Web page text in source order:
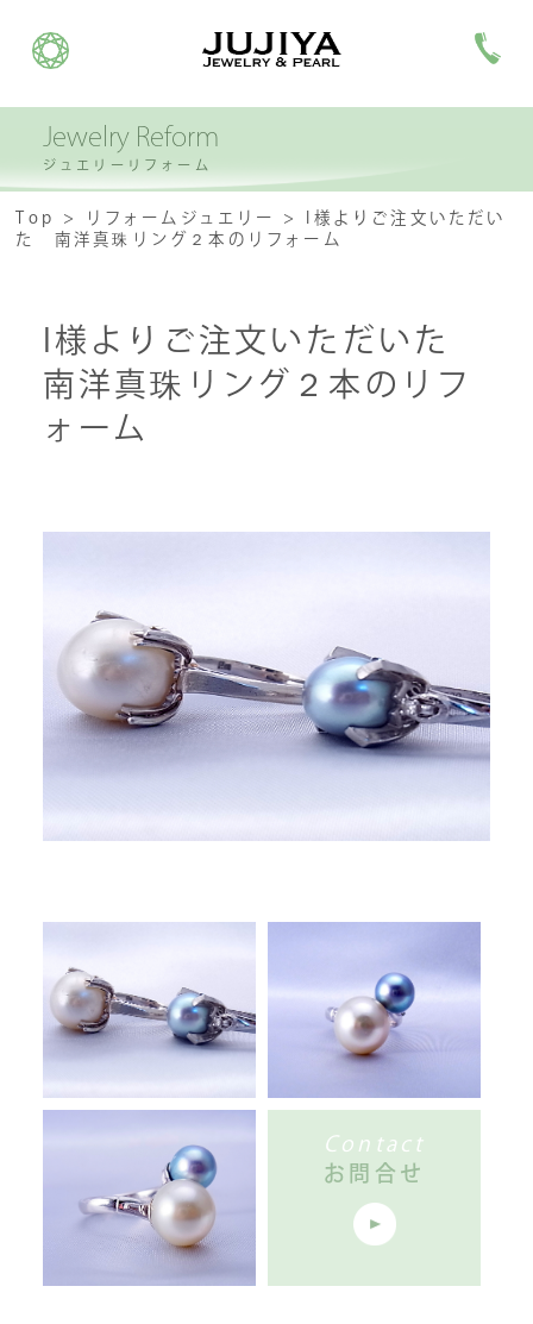
Jewelry Reform
ジュエリーリフォーム
Top リフォームジュエリー
I様よりご注文いただい
た 南洋真珠リング２本のリフォーム
I様よりご注文いただいた
南洋真珠リング２本のリフ
ォーム
Contact
お問合せ